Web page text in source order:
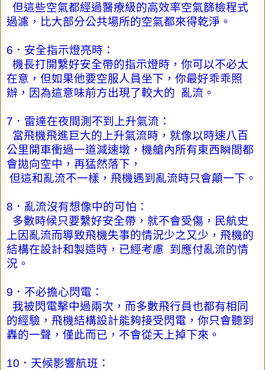
但這些空氣都經過醫療級的高效率空氣篩檢程式
過濾，比大部分公共場所的空氣都來得乾淨。
6 ．安全指示燈亮時：
機長打開繫好安全帶的指示燈時，你可以不必太
在意，但如果他要空服人員坐下，你最好乖乖照
辦，因為這意味前方出現了較大的 亂流。
7 ．雷達在夜間測不到上升氣流：
當飛機飛進巨大的上升氣流時，就像以時速八百
公里開車衝過一道減速墩，機艙內所有東西瞬間都
會拋向空中，再猛然落下，
但這和亂流不一樣，飛機遇到亂流時只會顛一下。
8 ．亂流沒有想像中的可怕：
多數時候只要繫好安全帶，就不會受傷，民航史
上因亂流而導致飛機失事的情況少之又少，飛機的
結構在設計和製造時，已經考慮 到應付亂流的情
況。
9 ．不必擔心閃電：
我被閃電擊中過兩次，而多數飛行員也都有相同
的經驗，飛機結構設計能夠接受閃電，你只會聽到
轟的一聲，僅此而已，不會從天上掉下來。
10 ．天候影響航班：